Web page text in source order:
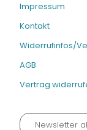
Impressum
Kontakt
Widerrufinfos/
AGB
Vertrag
Newsletter